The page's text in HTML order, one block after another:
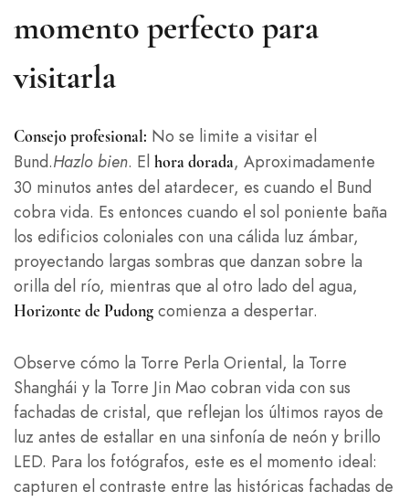
momento perfecto para
visitarla
Consejo profesional: No se limite a visitar el
Bund.Hazlo bien. El hora dorada, Aproximadamente
30 minutos antes del atardecer, es cuando el Bund
cobra vida. Es entonces cuando el sol poniente baña
los edificios coloniales con una cálida luz ámbar,
proyectando largas sombras que danzan sobre la
orilla del río, mientras que al otro lado del agua,
Horizonte de Pudong comienza a despertar.
Observe cómo la Torre Perla Oriental, la Torre
Shanghái y la Torre Jin Mao cobran vida con sus
fachadas de cristal, que reflejan los últimos rayos de
luz antes de estallar en una sinfonía de neón y brillo
LED. Para los fotógrafos, este es el momento ideal:
capturen el contraste entre las históricas fachadas de